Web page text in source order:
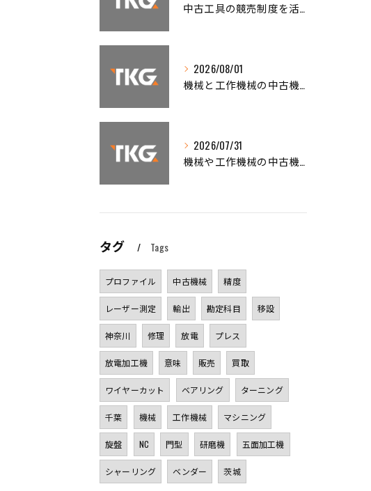
中古工具の競売制度を活用した賢い工作機械買取と仕入れノウハウ
2026/08/01
機械と工作機械の中古機械買取で高く売るための相場徹底ガイド
2026/07/31
機械や工作機械の中古機械買取で高額査定を引き出すための全知識
タグ Tags
プロファイル 中古機械 精度
レーザー測定 輸出 勘定科目 移設
神奈川 修理 放電 プレス
放電加工機 意味 販売 買取
ワイヤーカット ベアリング ターニング
千葉 機械 工作機械 マシニング
旋盤 NC 門型 研磨機 五面加工機
シャーリング ベンダー 茨城